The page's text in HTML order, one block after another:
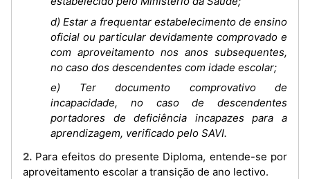
d) Estar a frequentar estabelecimento de ensino
oficial ou particular devidamente comprovado e
com aproveitamento nos anos subsequentes,
no caso dos descendentes com idade escolar;
e) Ter documento comprovativo de
incapacidade, no caso de descendentes
portadores de deficiência incapazes para a
aprendizagem, verificado pelo SAVI.
2. Para efeitos do presente Diploma, entende-se por
aproveitamento escolar a transição de ano lectivo.